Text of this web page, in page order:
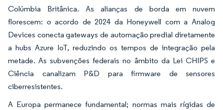
Colúmbia Britânica. As alianças de borda em nuvem
florescem: o acordo de 2024 da Honeywell com a Analog
Devices conecta gateways de automação predial diretamente
a hubs Azure IoT, reduzindo os tempos de integração pela
metade. As subvenções federais no âmbito da Lei CHIPS e
Ciência canalizam P&D para firmware de sensores
ciberresistentes.
A Europa permanece fundamental; normas mais rígidas de